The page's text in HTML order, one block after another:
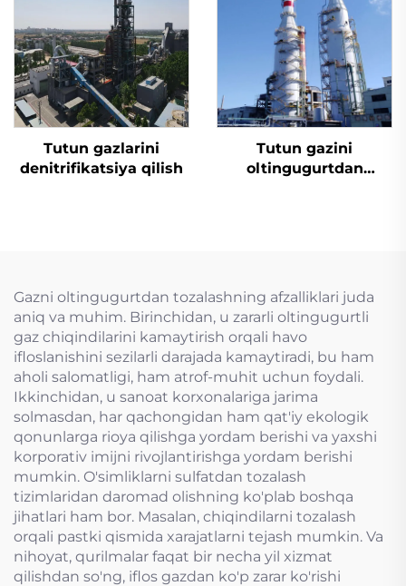
Tutun gazlarini
denitrifikatsiya qilish
Tutun gazini
oltingugurtdan
Gazni oltingugurtdan tozalashning afzalliklari juda
aniq va muhim. Birinchidan, u zararli oltingugurtli
gaz chiqindilarini kamaytirish orqali havo
ifloslanishini sezilarli darajada kamaytiradi, bu ham
aholi salomatligi, ham atrof-muhit uchun foydali.
Ikkinchidan, u sanoat korxonalariga jarima
solmasdan, har qachongidan ham qat'iy ekologik
qonunlarga rioya qilishga yordam berishi va yaxshi
korporativ imijni rivojlantirishga yordam berishi
mumkin. O'simliklarni sulfatdan tozalash
tizimlaridan daromad olishning ko'plab boshqa
jihatlari ham bor. Masalan, chiqindilarni tozalash
orqali pastki qismida xarajatlarni tejash mumkin. Va
nihoyat, qurilmalar faqat bir necha yil xizmat
qilishdan so'ng, iflos gazdan ko'p zarar ko'rishi